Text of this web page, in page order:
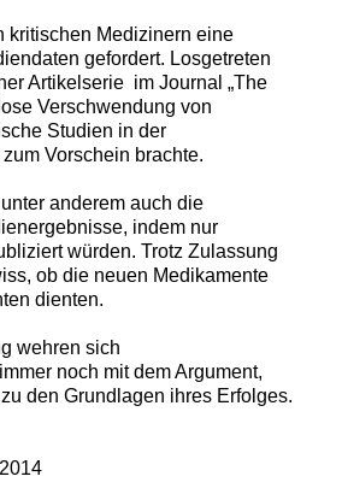
kritischen Medizinern eine
gefordert. Losgetreten
Artikelserie im Journal „The
Verschwendung von
Studien in der
Vorschein brachte.
anderem auch die
indem nur
würden. Trotz Zulassung
ob die neuen Medikamente
dienten.
wehren sich
noch mit dem Argument,
den Grundlagen ihres Erfolges.